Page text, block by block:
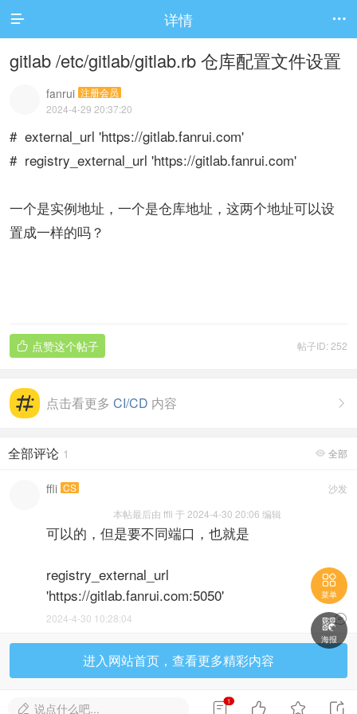
 详情 
gitlab /etc/gitlab/gitlab.rb 仓库配置文件设置
fanrui 注册会员
2024-4-29 20:37:20
# external_url 'https://gitlab.fanrui.com'
# registry_external_url 'https://gitlab.fanrui.com'
一个是实例地址，一个是仓库地址，这两个地址可以设
置成一样的吗？
帖子ID: 252
 点赞这个帖子

点击看更多 CI/CD 内容
 全部
全部评论 1
沙发
ffli CS
本帖最后由 ffli 于 2024-4-30 20:06 编辑
可以的，但是要不同端口，也就是
registry_external_url
'https://gitlab.fanrui.com:5050'

2024-4-30 10:28:04
进入网站首页，查看更多精彩内容

菜单

海报
 说点什么吧... 1   